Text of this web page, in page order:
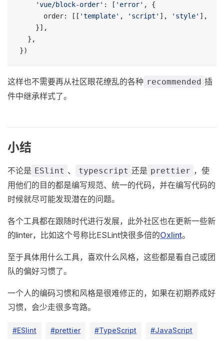
    'vue/block-order'
: [ 'error' , {
      order: [[
'template' , 'script' ], 'style' ],
    }],
  },
})
这样也不需要再从社区眼花缭乱的各种 recommended 插
件中继承样式了。
小结
不论是 ESlint 、 typescript 还是 prettier ，使
用他们的目的都是编写规范、统一的代码，并在编写代码的
时候就尽可能发现潜在的问题。
各个工具都在跟随时代进行发展，此外社区也在更新一些新
的linter，比如这个号称比ESLint快很多倍的Oxlint。
至于具体用什么工具，喜欢什么风格，这些都是看自己或团
队的偏好习惯了。
一个人的编码习惯和风格是很难修正的，如果在初期养成好
习惯，会少走很多弯路。
#ESlint #prettier #TypeScript #JavaScript